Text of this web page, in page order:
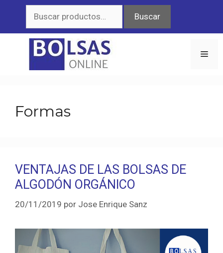
contenido
por:
Buscar
Formas
VENTAJAS DE LAS BOLSAS DE
ALGODÓN ORGÁNICO
20/11/2019 por Jose Enrique Sanz